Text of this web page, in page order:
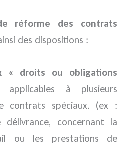
réforme des contrats
des dispositions :
« droits ou obligations
applicables à plusieurs
contrats spéciaux. (ex :
délivrance, concernant la
ou les prestations de